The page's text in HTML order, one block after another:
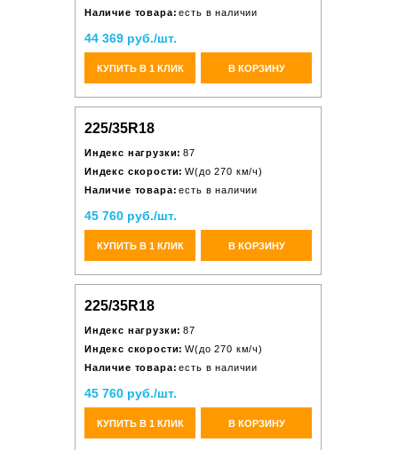
Наличие товара: есть в наличии
44 369 руб./шт.
КУПИТЬ В 1 КЛИК В КОРЗИНУ
225/35R18
Индекс нагрузки: 87
Индекс скорости: W(до 270 км/ч)
Наличие товара: есть в наличии
45 760 руб./шт.
КУПИТЬ В 1 КЛИК В КОРЗИНУ
225/35R18
Индекс нагрузки: 87
Индекс скорости: W(до 270 км/ч)
Наличие товара: есть в наличии
45 760 руб./шт.
КУПИТЬ В 1 КЛИК В КОРЗИНУ